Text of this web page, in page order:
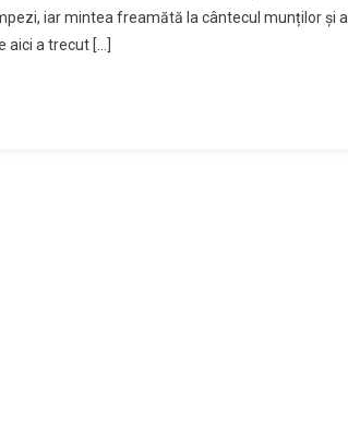
iar mintea freamătă la cântecul munților și al
aici a trecut […]